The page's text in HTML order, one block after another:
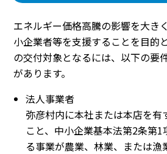
エネルギー価格高騰の影響を大き
小企業者等を支援することを目的
の交付対象となるには、以下の要
があります。
法人事業者
弥彦村内に本社または本店を有
こと、中小企業基本法第2条第
る事業が農業、林業、または漁